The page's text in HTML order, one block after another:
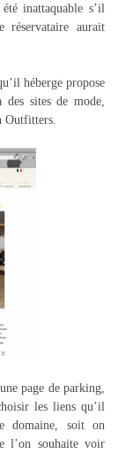
inattaquable s’il
aurait
héberge propose
sites de mode,
Outfitters.
page de parking,
les liens qu’il
domaine, soit on
l’on souhaite voir